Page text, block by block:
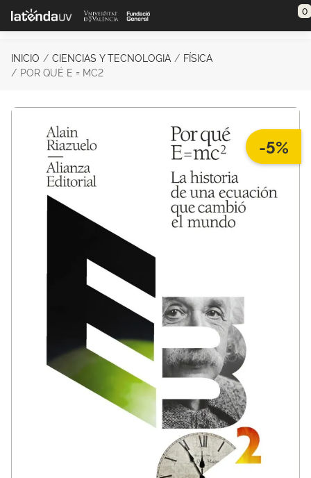
Saltar al contenido principal 0
INICIO CIENCIAS Y TECNOLOGIA
FÍSICA
POR QUÉ E = MC2
-5%